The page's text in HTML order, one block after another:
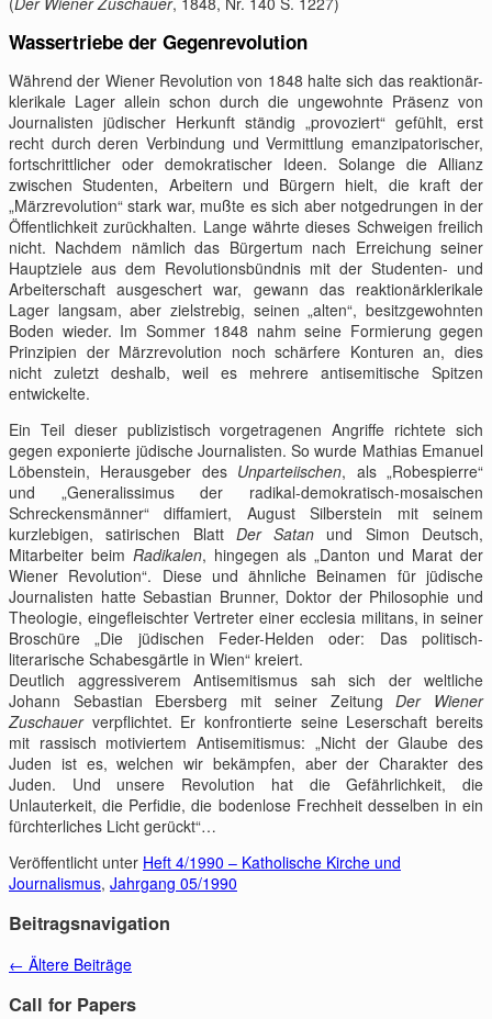
Wassertriebe der Gegenrevolution
Während der Wiener Revolution von 1848 halte sich das reaktionär-
klerikale Lager allein schon durch die ungewohnte Präsenz von
Journalisten jüdischer Herkunft ständig „provoziert“ gefühlt, erst
recht durch deren Verbindung und Vermittlung emanzipatorischer,
fortschrittlicher oder demokratischer Ideen. Solange die Allianz
zwischen Studenten, Arbeitern und Bürgern hielt, die kraft der
„Märzrevolution“ stark war, mußte es sich aber notgedrungen in der
Öffentlichkeit zurückhalten. Lange währte dieses Schweigen freilich
nicht. Nachdem nämlich das Bürgertum nach Erreichung seiner
Hauptziele aus dem Revolutionsbündnis mit der Studenten- und
Arbeiterschaft ausgeschert war, gewann das reaktionärklerikale
Lager langsam, aber zielstrebig, seinen „alten“, besitzgewohnten
Boden wieder. Im Sommer 1848 nahm seine Formierung gegen
Prinzipien der Märzrevolution noch schärfere Konturen an, dies
nicht zuletzt deshalb, weil es mehrere antisemitische Spitzen
entwickelte.
Ein Teil dieser publizistisch vorgetragenen Angriffe richtete sich
gegen exponierte jüdische Journalisten. So wurde Mathias Emanuel
Löbenstein, Herausgeber des Unparteiischen, als „Robespierre“
und „Generalissimus der radikal-demokratisch-mosaischen
Schreckensmänner“ diffamiert, August Silberstein mit seinem
kurzlebigen, satirischen Blatt Der Satan und Simon Deutsch,
Mitarbeiter beim Radikalen, hingegen als „Danton und Marat der
Wiener Revolution“. Diese und ähnliche Beinamen für jüdische
Journalisten hatte Sebastian Brunner, Doktor der Philosophie und
Theologie, eingefleischter Vertreter einer ecclesia militans, in seiner
Broschüre „Die jüdischen Feder-Helden oder: Das politisch-
literarische Schabesgärtle in Wien“ kreiert.
Deutlich aggressiverem Antisemitismus sah sich der weltliche
Johann Sebastian Ebersberg mit seiner ZeitungDer Wiener
Zuschauerverpflichtet. Er konfrontierte seine Leserschaft bereits
mit rassisch motiviertem Antisemitismus: „Nicht der Glaube des
Juden ist es, welchen wir bekämpfen, aber der Charakter des
Juden. Und unsere Revolution hat die Gefährlichkeit, die
Unlauterkeit, die Perfidie, die bodenlose Frechheit desselben in ein
fürchterliches Licht gerückt“…
Veröffentlicht unter Heft 4/1990 – Katholische Kirche und
Journalismus, Jahrgang 05/1990
Beitragsnavigation
← Ältere Beiträge
Call for Papers